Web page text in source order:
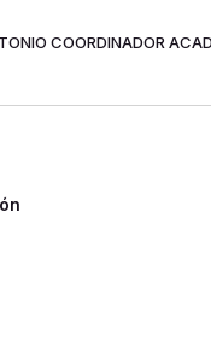
COORDINADOR